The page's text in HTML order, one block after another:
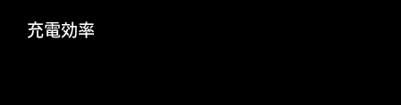
充電効率